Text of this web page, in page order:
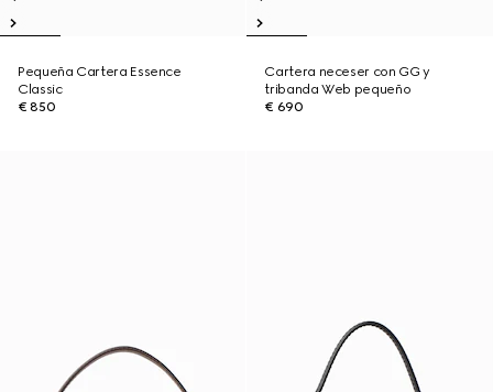
Pequeña Cartera Essence
Classic
€ 850
Cartera neceser con GG y
tribanda Web pequeño
€ 690